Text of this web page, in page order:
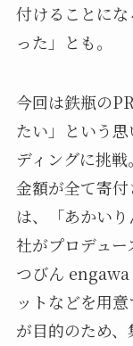
付けることに
った」とも。
今回は鉄瓶の
たい」という
ディングに挑
金額が全て寄
は、「あかい
社がプロデュ
つびん engawa
ットなどを用
が目的のため